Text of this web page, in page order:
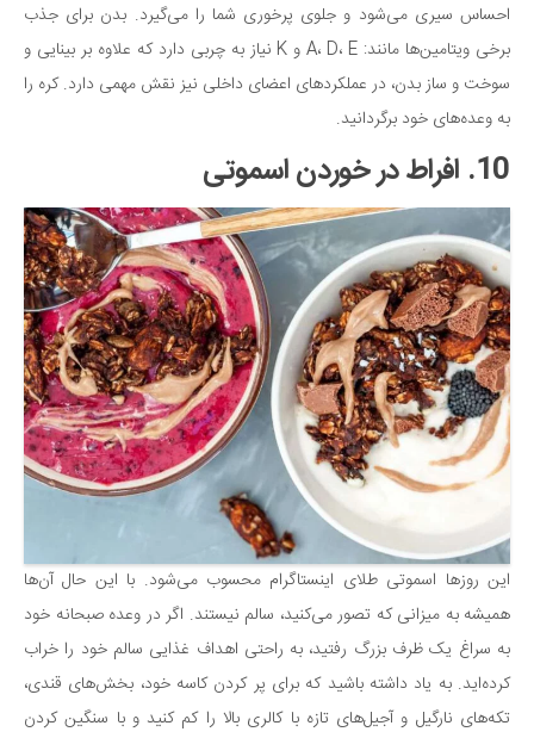
احساس سیری می‌شود و جلوی پرخوری شما را می‌گیرد. بدن برای جذب
برخی ویتامین‌ها مانند: A، D، E و K نیاز به چربی دارد که علاوه بر بینایی و
سوخت و ساز بدن، در عملکردهای اعضای داخلی نیز نقش مهمی دارد. کره را
به وعده‌های خود برگردانید.
10. افراط در خوردن اسموتی
این روزها اسموتی طلای اینستاگرام محسوب می‌شود. با این حال آن‌ها
همیشه به میزانی که تصور می‌کنید، سالم نیستند. اگر در وعده صبحانه خود
به سراغ یک ظرف بزرگ رفتید، به راحتی اهداف غذایی سالم خود را خراب
کرده‌اید. به یاد داشته باشید که برای پر کردن کاسه خود، بخش‌های قندی،
تکه‌های نارگیل و آجیل‌های تازه با کالری بالا را کم کنید و با سنگین کردن